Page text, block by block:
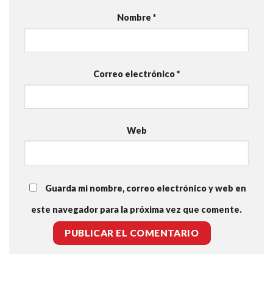
Nombre *
Correo electrónico*
Web
Guarda mi nombre, correo electrónico y web en
este navegador para la próxima vez que comente.